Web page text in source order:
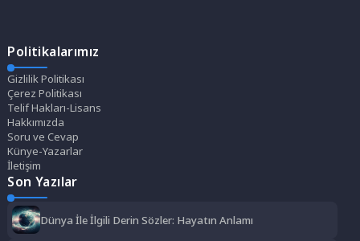
Politikalarımız
Gizlilik Politikası
Çerez Politikası
Telif Hakları-Lisans
Hakkımızda
Soru ve Cevap
Künye-Yazarlar
İletişim
Son Yazılar
Dünya İle İlgili Derin Sözler: Hayatın Anlamı